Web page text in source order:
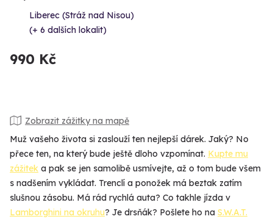
Liberec (Stráž nad Nisou)
(+ 6 dalších lokalit)
990 Kč
Zobrazit zážitky na mapě
Muž vašeho života si zaslouží ten nejlepší dárek. Jaký? No
přece ten, na který bude ještě dloho vzpomínat. Kupte mu
zážitek a pak se jen samolibě usmívejte, až o tom bude všem
s nadšením vykládat. Trenclí a ponožek má beztak zatím
slušnou zásobu. Má rád rychlá auta? Co takhle jízda v
Lamborghini na okruhu? Je drsňák? Pošlete ho na S.W.A.T.